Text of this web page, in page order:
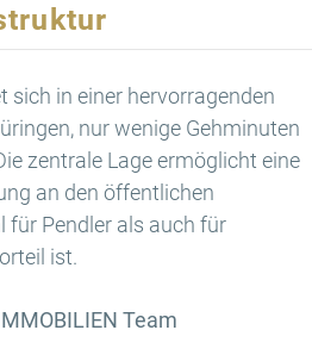
sich in einer hervorragenden
nur wenige Gehminuten
zentrale Lage ermöglicht eine
an den öffentlichen
für Pendler als auch für
ist.